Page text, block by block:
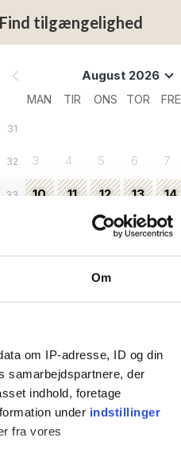
Om
om IP-adresse, ID og din
samarbejdspartnere, der
indhold, foretage
under indstillinger
fra vores
Find tilgængelighed
August 2026
MAN TIR ONS TOR FRE
31
32 3 4 5 6 7
33 10 11 12 13 14
19 20 21
35 24 25 26 27 28
Gæster
1 værelse, 2 personer